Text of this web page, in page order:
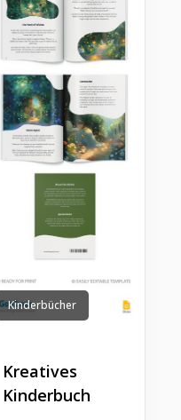
Kinderbücher
Kreatives
Kinderbuch